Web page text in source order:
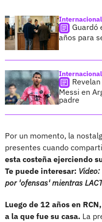
Internacional
Guardó
años para
Internacional
Messi en
padre
Por un momento, la
presentes cuando
esta costeña ejerciendo
Te puede interesar:
por 'ofensas' mientras
Luego de 12 años en
a la que fue su casa. La